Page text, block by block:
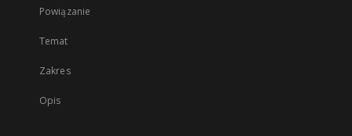
Powiązanie
Temat
Zakres
Opis